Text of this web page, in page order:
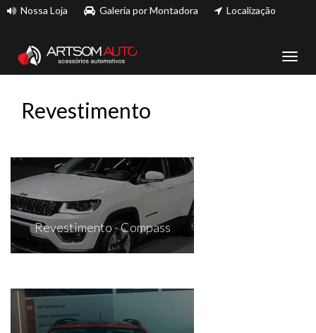
Nossa Loja Galeria por Montadora Localização
Revestimento
Revestimento - Compass